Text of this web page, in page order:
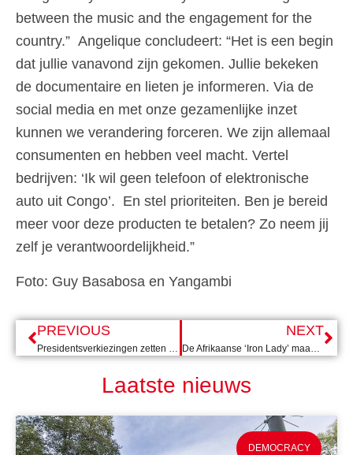
between the music and the engagement for the
country.” Angelique concludeert: “Het is een begin
dat jullie vanavond zijn gekomen. Jullie bekeken
de documentaire en lieten je informeren. Via de
social media en met onze gezamenlijke inzet
kunnen we verandering forceren. We zijn allemaal
consumenten en hebben veel macht. Vertel
bedrijven: ‘Ik wil geen telefoon of elektronische
auto uit Congo’. En stel prioriteiten. Ben je bereid
meer voor deze producten te betalen? Zo neem jij
zelf je verantwoordelijkheid.”
Foto: Guy Basabosa en Yangambi
PREVIOUS
Presidentsverkiezingen zetten mensenrechten Egypte nog meer onder druk
NEXT
De Afrikaanse ‘Iron Lady’ maakt plaats voor oud-voetballer
Laatste nieuws
DEMOCRACY